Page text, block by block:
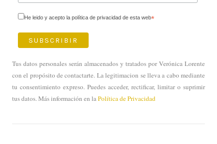
He leido y acepto la política de privacidad de esta web*
Tus datos personales serán almacenados y tratados por Verónica Lorente
con el propósito de contactarte. La legitimacion se lleva a cabo mediante
tu consentimiento expreso. Puedes acceder, rectificar, limitar o suprimir
tus datos. Más información en laPolítica de Privacidad